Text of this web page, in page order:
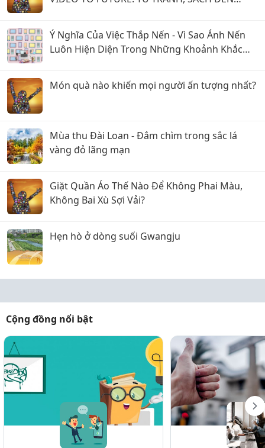
Ý Nghĩa Của Việc Thắp Nến - Vì Sao Ánh Nến
Luôn Hiện Diện Trong Những Khoảnh Khắc
Món quà nào khiến mọi người ấn tượng nhất?
Mùa thu Đài Loan - Đắm chìm trong sắc lá
vàng đỏ lãng mạn
Giặt Quần Áo Thế Nào Để Không Phai Màu,
Không Bai Xù Sợi Vải?
Hẹn hò ở dòng suối Gwangju
Cộng đồng nổi bật